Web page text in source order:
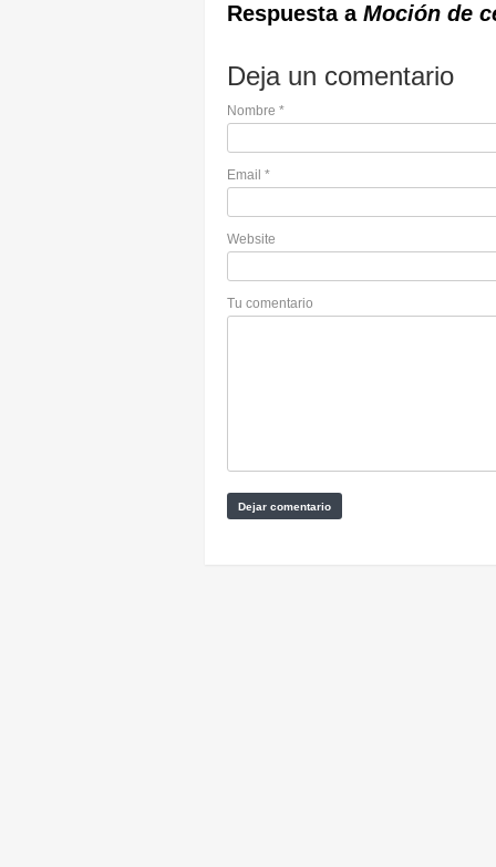
Respuesta a Moción de
Deja un comentario
Nombre *
Email *
Website
Tu comentario